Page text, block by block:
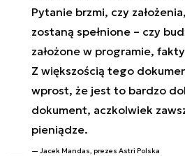
Pytanie brzmi, czy
zostaną spełnione – czy
założone w programie,
Z większością tego
wprost, że jest to bardzo
dokument, aczkolwiek
pieniądze.
Jacek Mandas, prezes Astri Polska